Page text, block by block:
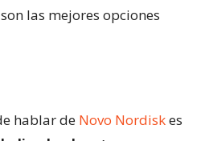
las mejores opciones
hablar de Novo Nordiskes